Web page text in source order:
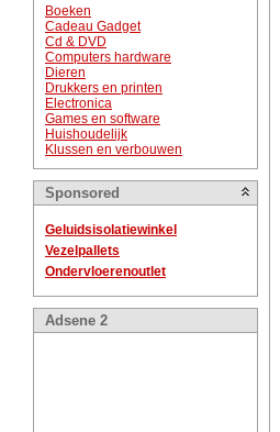
Boeken
Cadeau Gadget
Cd & DVD
Computers hardware
Dieren
Drukkers en printen
Electronica
Games en software
Huishoudelijk
Klussen en verbouwen
Sponsored
Geluidsisolatiewinkel
Vezelpallets
Ondervloerenoutlet
Adsene 2